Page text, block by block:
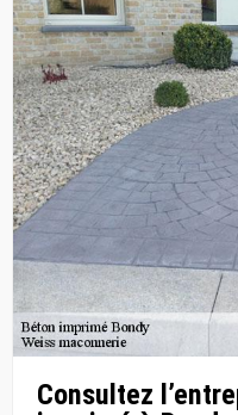
Consultez